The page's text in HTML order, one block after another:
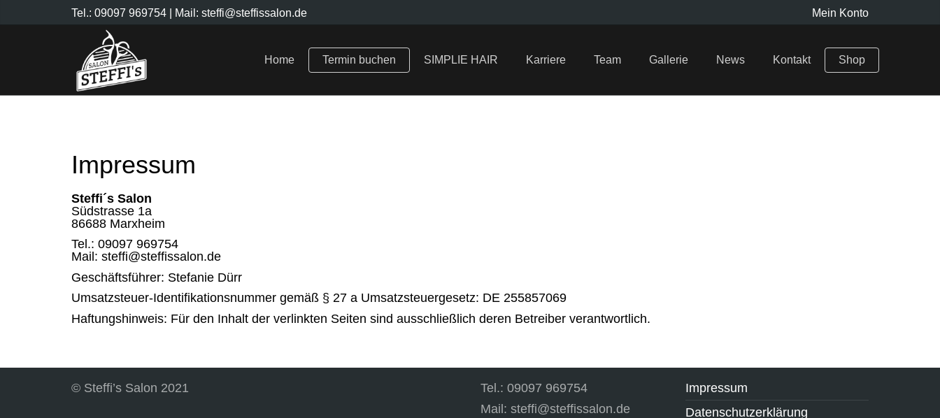
Tel.: 09097 969754 | Mail: steffi@steffissalon.de Mein Konto
Home Termin buchen SIMPLIE HAIR Karriere Team Gallerie News Kontakt Shop
Impressum
Steffi´s Salon
Südstrasse 1a
86688 Marxheim
Tel.: 09097 969754
Mail: steffi@steffissalon.de
Geschäftsführer: Stefanie Dürr
Umsatzsteuer-Identifikationsnummer gemäß § 27 a Umsatzsteuergesetz: DE 255857069
Haftungshinweis: Für den Inhalt der verlinkten Seiten sind ausschließlich deren Betreiber verantwortlich.
© Steffi’s Salon 2021
Tel.: 09097 969754
Mail: steffi@steffissalon.de
Impressum
Datenschutzerklärung